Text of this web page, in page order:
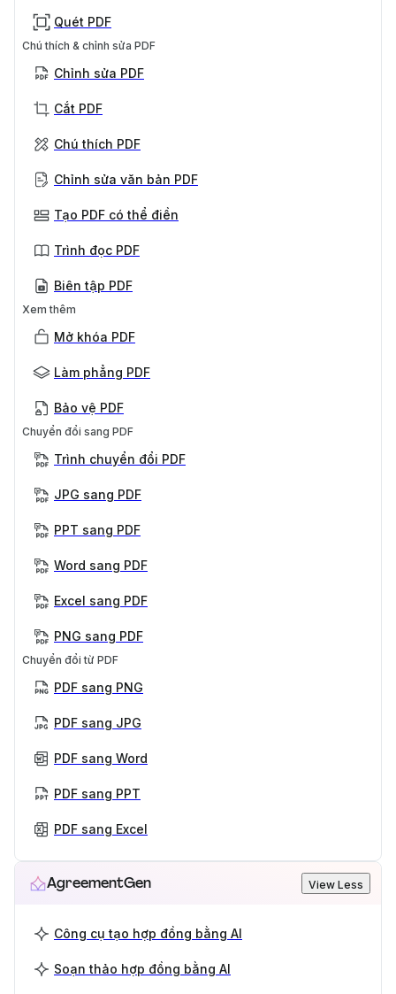
Quét PDF
Chú thích & chỉnh sửa PDF
Chỉnh sửa PDF
Cắt PDF
Chú thích PDF
Chỉnh sửa văn bản PDF
Tạo PDF có thể điền
Trình đọc PDF
Biên tập PDF
Xem thêm
Mở khóa PDF
Làm phẳng PDF
Bảo vệ PDF
Chuyển đổi sang PDF
Trình chuyển đổi PDF
JPG sang PDF
PPT sang PDF
Word sang PDF
Excel sang PDF
PNG sang PDF
Chuyển đổi từ PDF
PDF sang PNG
PDF sang JPG
PDF sang Word
PDF sang PPT
PDF sang Excel
AgreementGen View Less
Công cụ tạo hợp đồng bằng AI
Soạn thảo hợp đồng bằng AI